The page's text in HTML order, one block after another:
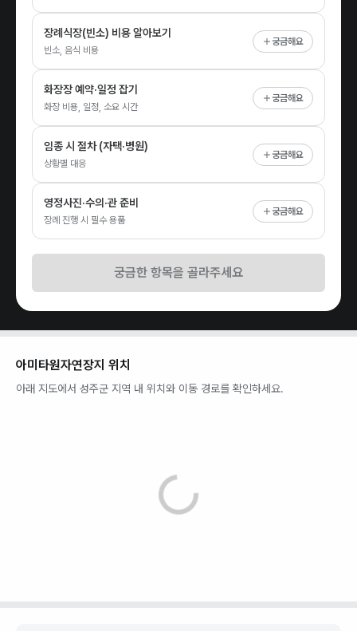
장례식장(빈소) 비용 알아보기
빈소, 음식 비용
궁금해요
화장장 예약·일정 잡기
화장 비용, 일정, 소요 시간
궁금해요
임종 시 절차 (자택·병원)
상황별 대응
궁금해요
영정사진·수의·관 준비
장례 진행 시 필수 용품
궁금해요
궁금한 항목을 골라주세요
아미타원자연장지 위치
아래 지도에서 성주군 지역 내 위치와 이동 경로를 확인하세요.